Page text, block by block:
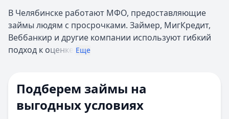
Б
Барнаул
Белгород
Б
Барнаул
Белгород
В Челябинске работают МФО, предоставляющие
займы людям с просрочками. Займер, МигКредит,
Веббанкир и другие компании используют гибкий
подход к оценке Еще
Подберем займы на
выгодных условиях